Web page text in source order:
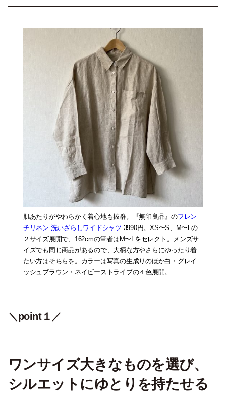
肌あたりがやわらかく着心地も抜群。『無印良品』のフレン
チリネン 洗いざらしワイドシャツ 3990円。XS〜S、M〜Lの
２サイズ展開で、162cmの筆者はM〜Lをセレクト。メンズサ
イズでも同じ商品があるので、大柄な方やさらにゆったり着
たい方はそちらを。カラーは写真の生成りのほか白・グレイ
ッシュブラウン・ネイビーストライプの４色展開。
＼point１／
ワンサイズ大きなものを選び、
シルエットにゆとりを持たせる